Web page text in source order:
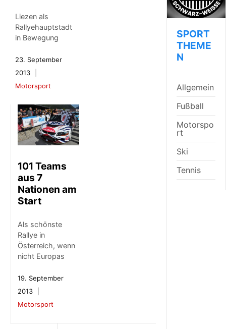
Liezen als
Rallyehauptstadt
in Bewegung
23. September
2013
Motorsport
101 Teams
aus 7
Nationen am
Start
Als schönste
Rallye in
Österreich, wenn
nicht Europas
19. September
2013
Motorsport
SPORT
THEME
N
Allgemein
Fußball
Motorspo
rt
Ski
Tennis